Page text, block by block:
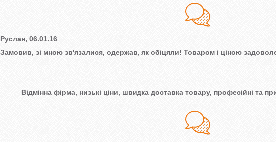
Руслан, 06.01.16
Замовив, зі мною зв'язалися, одержав, як обіцяли! Товаром і ціною
Відмінна фірма, низькі ціни, швидка доставка товару, професійні та